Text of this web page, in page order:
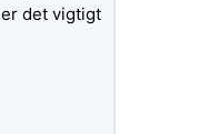
det vigtigt